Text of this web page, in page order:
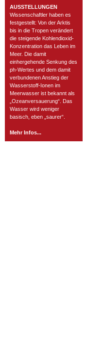
AUSSTELLUNGEN
Wissenschaftler haben es
festgestellt: Von der Arktis
bis in die Tropen verändert
die steigende Kohlendioxid-
Konzentration das Leben im
Meer. Die damit
einhergehende Senkung des
ph-Wertes und dem damit
verbundenen Anstieg der
Wasserstoff-Ionen im
Meerwasser ist bekannt als
„Ozeanversauerung“. Das
Wasser wird weniger
basisch, eben „saurer“.
Mehr Infos...